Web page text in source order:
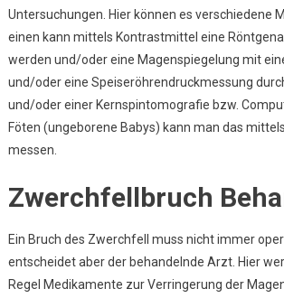
Untersuchungen. Hier können es verschiedene
einen kann mittels Kontrastmittel eine
werden und/oder eine Magenspiegelung mit
und/oder eine Speiseröhrendruckmessung
und/oder einer Kernspintomografie bzw.
Föten (ungeborene Babys) kann man das mittels
messen.
Zwerchfellbruch
Ein Bruch des Zwerchfell muss nicht immer
entscheidet aber der behandelnde Arzt. Hier
Regel Medikamente zur Verringerung der